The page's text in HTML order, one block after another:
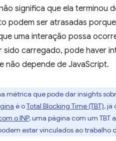
significa que ela terminou
podem ser atrasadas
uma interação possa
sido carregado, pode haver
não depende de JavaScript.
métrica que pode dar insights
é oTotal Blocking Time (TBT), já
o INP, uma página com um TBT
estar vinculados ao trabalho